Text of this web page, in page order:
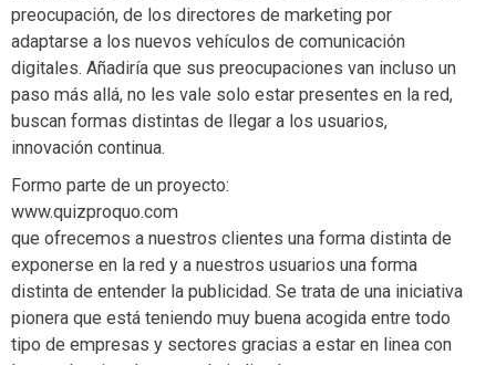
preocupación, de los directores de marketing por
adaptarse a los nuevos vehículos de comunicación
digitales. Añadiría que sus preocupaciones van incluso un
paso más allá, no les vale solo estar presentes en la red,
buscan formas distintas de llegar a los usuarios,
innovación continua.
Formo parte de un proyecto:
www.quizproquo.com
que ofrecemos a nuestros clientes una forma distinta de
exponerse en la red y a nuestros usuarios una forma
distinta de entender la publicidad. Se trata de una iniciativa
pionera que está teniendo muy buena acogida entre todo
tipo de empresas y sectores gracias a estar en linea con